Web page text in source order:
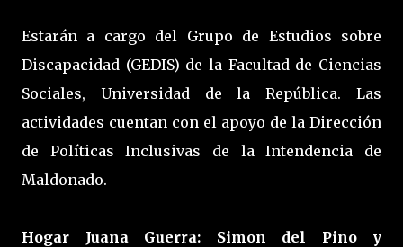
Estarán a cargo del Grupo de Estudios sobre
Discapacidad (GEDIS) de la Facultad de Ciencias
Sociales, Universidad de la República. Las
actividades cuentan con el apoyo de la Dirección
de Políticas Inclusivas de la Intendencia de
Maldonado.
Hogar Juana Guerra: Simon del Pino y